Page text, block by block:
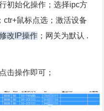
初始化操作；选择ipc方
ctr+鼠标点选；激活设备
改IP操作；网关为默认 .
击操作即可；